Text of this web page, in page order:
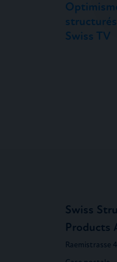
Swiss TV
Swiss
Products
Raemistrasse 4